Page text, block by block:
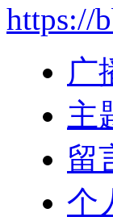
https://
广
主
留
个